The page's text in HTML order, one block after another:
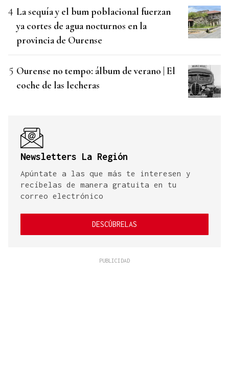
La sequía y el bum poblacional fuerzan
ya cortes de agua nocturnos en la
provincia de Ourense
Ourense no tempo: álbum de verano | El
coche de las lecheras
Newsletters La Región
Apúntate a las que más te interesen y
recíbelas de manera gratuita en tu
correo electrónico
DESCÚBRELAS